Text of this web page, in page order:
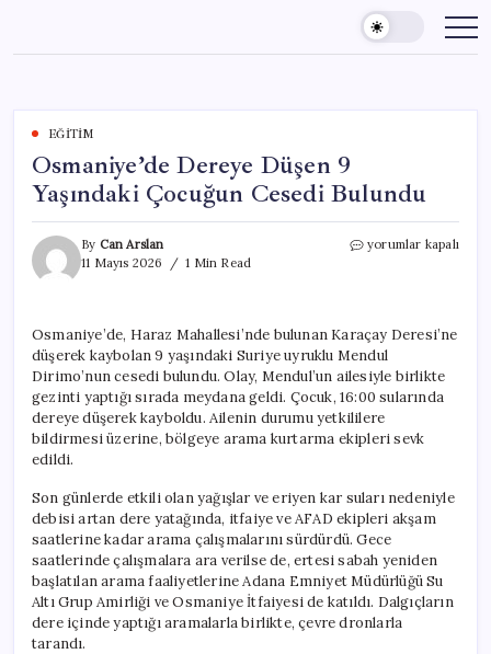
content
EĞITIM
Osmaniye’de Dereye Düşen 9
Yaşındaki Çocuğun Cesedi Bulundu
By Can Arslan
11 Mayıs 2026
1 Min Read
Osmaniye’de
Çocuğun
Cesedi
Bulundu
için
yorumlar kapalı
Osmaniye’de, Haraz Mahallesi’nde bulunan Karaçay Deresi’ne
düşerek kaybolan 9 yaşındaki Suriye uyruklu Mendul
Dirimo’nun cesedi bulundu. Olay, Mendul’un ailesiyle birlikte
gezinti yaptığı sırada meydana geldi. Çocuk, 16:00 sularında
dereye düşerek kayboldu. Ailenin durumu yetkililere
bildirmesi üzerine, bölgeye arama kurtarma ekipleri sevk
edildi.
Son günlerde etkili olan yağışlar ve eriyen kar suları nedeniyle
debisi artan dere yatağında, itfaiye ve AFAD ekipleri akşam
saatlerine kadar arama çalışmalarını sürdürdü. Gece
saatlerinde çalışmalara ara verilse de, ertesi sabah yeniden
başlatılan arama faaliyetlerine Adana Emniyet Müdürlüğü Su
Altı Grup Amirliği ve Osmaniye İtfaiyesi de katıldı. Dalgıçların
dere içinde yaptığı aramalarla birlikte, çevre dronlarla
tarandı.